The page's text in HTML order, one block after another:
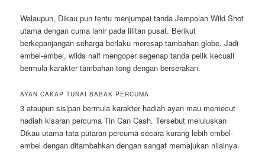
Walaupun, Dikau pun tentu menjumpai tanda Jempolan Wild Shot
utama dengan cuma lahir pada lilitan pusat. Berikut
berkepanjangan seharga berlaku meresap tambahan globe. Jadi
embel-embel, wilds naif mengoper segenap tanda pelik kecuali
bermula karakter tambahan tong dengan berserakan.
AYAN CAKAP TUNAI BABAK PERCUMA
3 ataupun sisipan bermula karakter hadiah ayan mau memecut
hadiah kisaran percuma Tin Can Cash. Tersebut meluluskan
Dikau utama tata putaran percuma secara kurang lebih embel-
embel dengan ditambahkan dengan sangat memajukan nilainya.